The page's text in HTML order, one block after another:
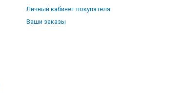
Личный кабинет покупателя
Ваши заказы